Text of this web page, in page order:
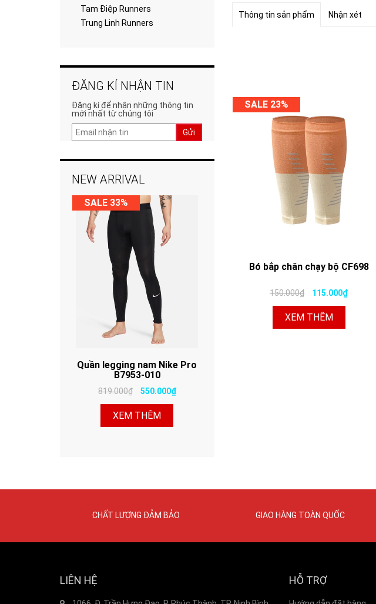
Thông tin sản phẩm Nhận xét
SALE 23%
Bó bắp chân chạy bộ CF698
150.000₫ 115.000₫
XEM THÊM
Tam Điệp Runners
Trung Linh Runners
ĐĂNG KÍ NHẬN TIN
Đăng kí để nhận những thông tin
mới nhất từ chúng tôi
Gửi
NEW ARRIVAL
SALE 33%
Quần legging nam Nike Pro
B7953-010
819.000₫ 550.000₫
XEM THÊM
CHẤT LƯỢNG ĐẢM BẢO GIAO HÀNG TOÀN QUỐC
LIÊN HỆ HỖ TRỢ